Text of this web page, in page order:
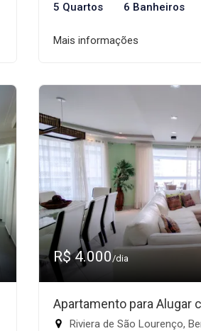
5 Quartos 6 Banheiros
Mais informações
R$ 4.000/dia
Apartamento para Alugar
Riviera de São Lourenço,